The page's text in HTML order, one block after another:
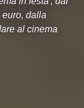
dalla
al cinema